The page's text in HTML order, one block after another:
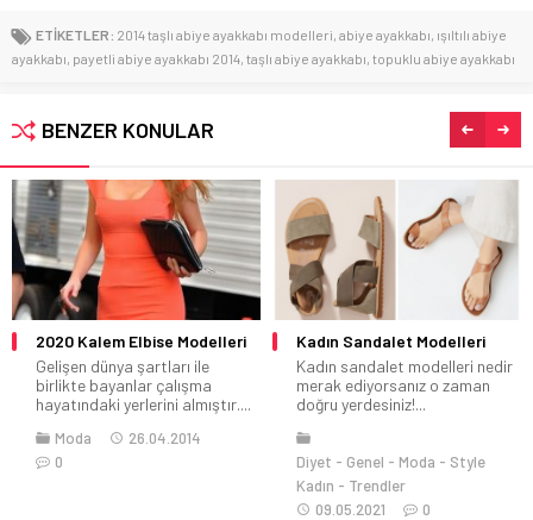
ETİKETLER: 2014 taşlı abiye ayakkabı modelleri, abiye ayakkabı, ışıltılı abiye
ayakkabı, payetli abiye ayakkabı 2014, taşlı abiye ayakkabı, topuklu abiye ayakkabı
BENZER KONULAR
2020 Kalem Elbise Modelleri
Gelişen dünya şartları ile
birlikte bayanlar çalışma
hayatındaki yerlerini almıştır....
Moda
26.04.2014
0
Kadın Sandalet Modelleri
Kadın sandalet modelleri nedir
merak ediyorsanız o zaman
doğru yerdesiniz!...
Diyet Genel Moda
Style
Kadın
Trendler
09.05.2021
0